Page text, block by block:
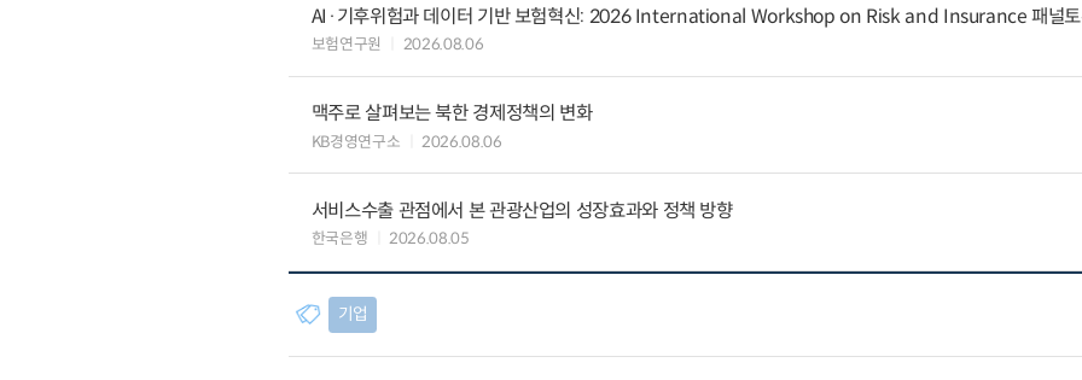
AI·기후위험과 데이터 기반 보험혁신: 2026 International Workshop on Risk and Insurance 패널토
보험연구원 2026.08.06
맥주로 살펴보는 북한 경제정책의 변화
KB경영연구소 2026.08.06
서비스수출 관점에서 본 관광산업의 성장효과와 정책 방향
한국은행 2026.08.05
기업